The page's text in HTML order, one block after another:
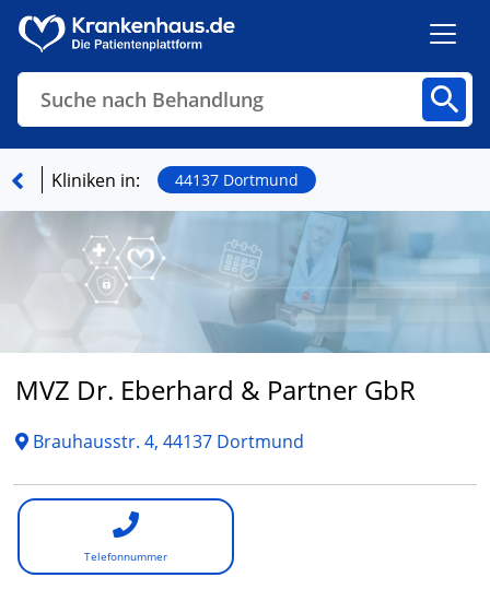
Suche nach Behandlung
Finden
Kliniken in: 44137 Dortmund
MVZ Dr. Eberhard & Partner GbR
Brauhausstr. 4, 44137 Dortmund
Telefonnummer